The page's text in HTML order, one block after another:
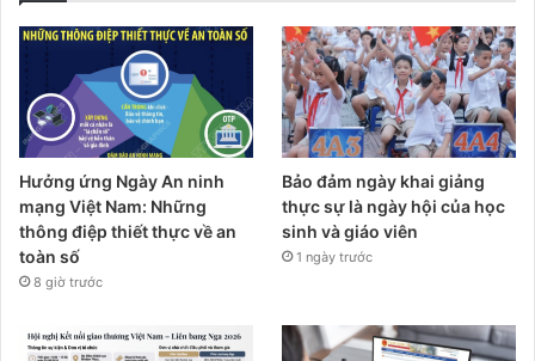
Hưởng ứng Ngày An ninh
mạng Việt Nam: Những
thông điệp thiết thực về an
toàn số
8 giờ trước
Bảo đảm ngày khai giảng
thực sự là ngày hội của học
sinh và giáo viên
1 ngày trước